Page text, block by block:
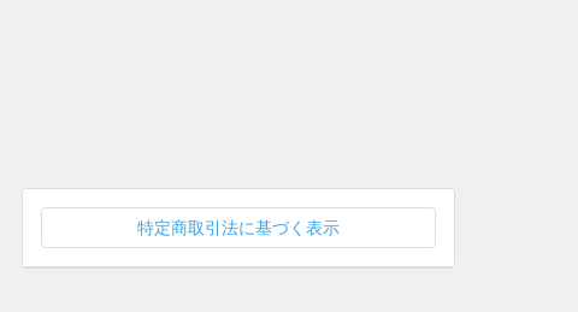
特定商取引法に基づく表示